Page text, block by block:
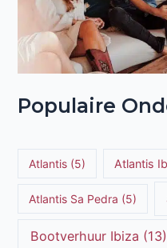
Populaire
Atlantis (5) Atlantis
Atlantis Sa Pedra (5)
Bootverhuur Ibiza (13)